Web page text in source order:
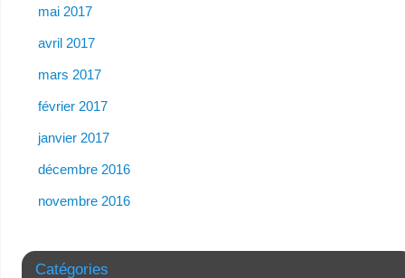
mai 2017
avril 2017
mars 2017
février 2017
janvier 2017
décembre 2016
novembre 2016
Catégories